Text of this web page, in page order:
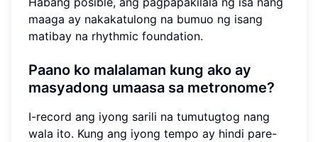
maaga ay nakakatulong na bumuo ng isang
matibay na rhythmic foundation.
Paano ko malalaman kung ako ay
masyadong umaasa sa metronome?
I-record ang iyong sarili na tumutugtog nang
wala ito. Kung ang iyong tempo ay hindi pare-